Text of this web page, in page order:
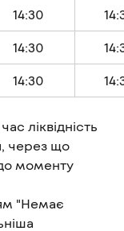
14:30
14:30
14:30
ліквідність
через що
до моменту
"Немає